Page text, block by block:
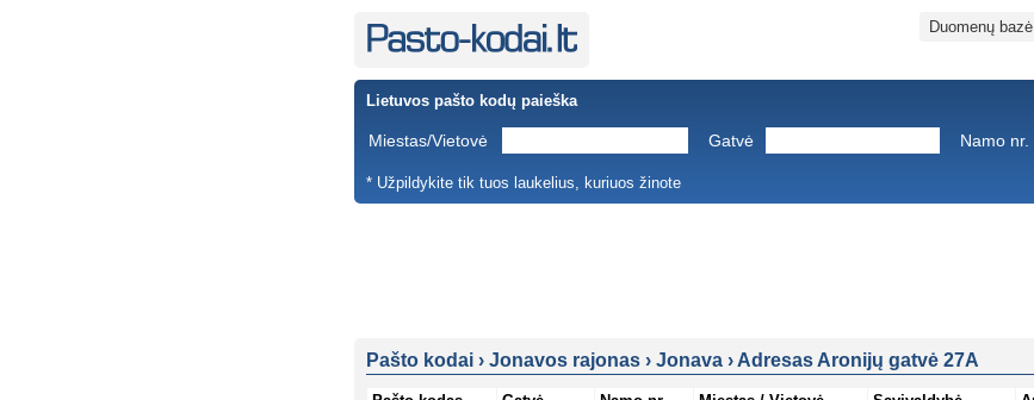
Duomenų bazė
Lietuvos pašto kodų paieška
Miestas/Vietovė Gatvė Namo nr.
* Užpildykite tik tuos laukelius, kuriuos žinote
Pašto kodai › Jonavos rajonas › Jonava › Adresas Aronijų gatvė 27A